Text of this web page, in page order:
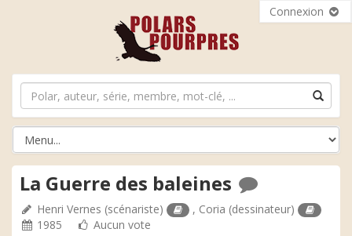
Connexion
La Guerre des baleines
Henri Vernes (scénariste) , Coria (dessinateur)
1985
Aucun vote